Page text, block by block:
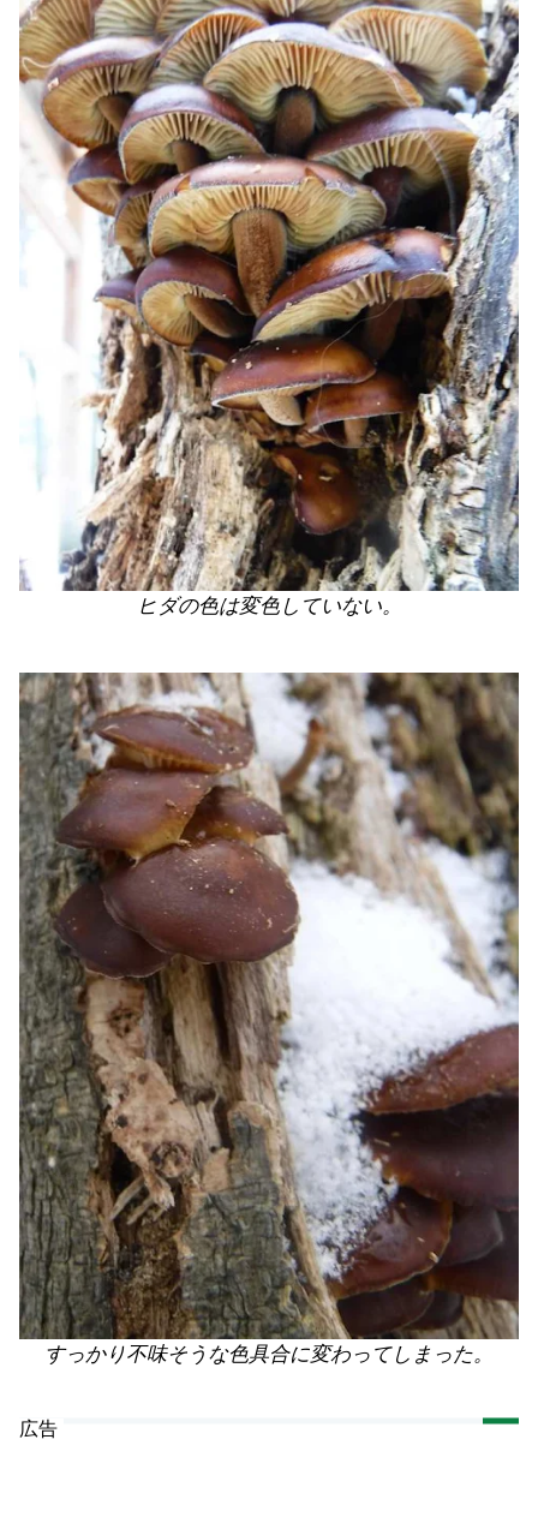
ヒダの色は変色していない。
すっかり不味そうな色具合に変わってしまった。
広告